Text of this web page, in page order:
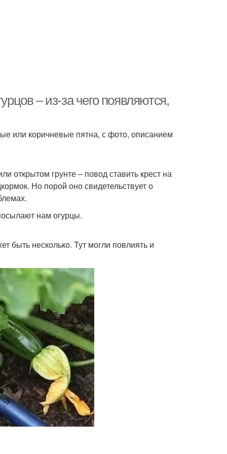
– из-за чего появляются,
или коричневые пятна, с фото, описанием
открытом грунте – повод ставить крест на
Но порой оно свидетельствует о
нам огурцы.
быть несколько. Тут могли повлиять и